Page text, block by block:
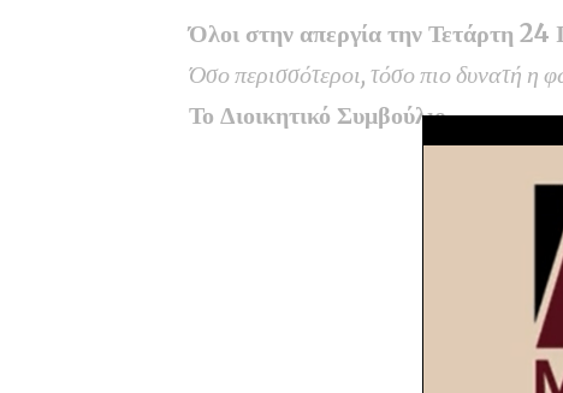
Όλοι στην απεργία την Τετάρτη 24
Όσο περισσότεροι, τόσο πιο δυνατή η
Το Διοικητικό Συμβούλιο
To ΔΣ του